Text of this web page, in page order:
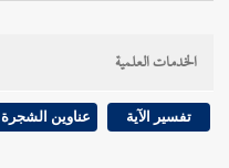
الخدمات العلمية
تفسير الآية عناوين الشجرة